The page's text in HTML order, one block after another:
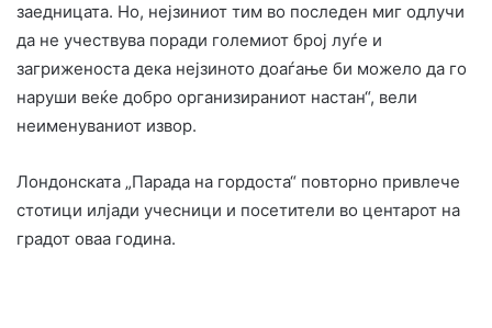
заедницата. Но, нејзиниот тим во последен миг одлучи
да не учествува поради големиот број луѓе и
загриженоста дека нејзиното доаѓање би можело да го
наруши веќе добро организираниот настан“, вели
неименуваниот извор.
Лондонската „Парада на гордоста“ повторно привлече
стотици илјади учесници и посетители во центарот на
градот оваа година.